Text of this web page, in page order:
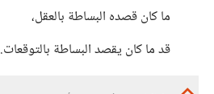
ما كان قصده البساطة بالعقل،
قد ما كان يقصد البساطة بالتوقعات.